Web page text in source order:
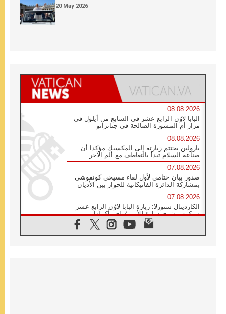
20 May 2026
08.08.2026
البابا لاوُن الرابع عشر في السابع من أيلول في
مزار أم المشورة الصالحة في جناتزانو
08.08.2026
بارولين يختتم زيارته إلى المكسيك مؤكدا أن
صناعة السلام تبدأ بالتعاطف مع ألم الآخر
07.08.2026
صدور بيان ختامي لأول لقاء مسيحي كونفوشي
بمشاركة الدائرة الفاتيكانية للحوار بين الأديان
07.08.2026
الكاردينال ستورلا: زيارة البابا لاوُن الرابع عشر
ستكون بشرى سارة للأوروغواي بأكملها
الفاتيكان يعلن برنامج الزيارة الرسولية للبابا لاوُن